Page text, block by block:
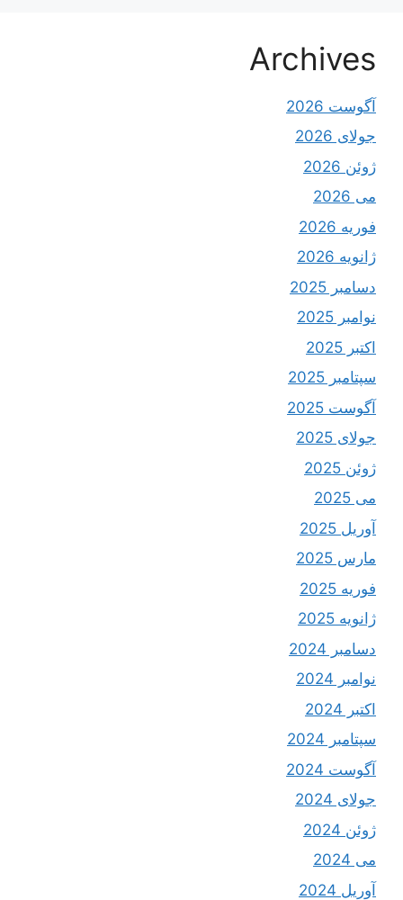
Archives
آگوست 2026
جولای 2026
ژوئن 2026
می 2026
فوریه 2026
ژانویه 2026
دسامبر 2025
نوامبر 2025
اکتبر 2025
سپتامبر 2025
آگوست 2025
جولای 2025
ژوئن 2025
می 2025
آوریل 2025
مارس 2025
فوریه 2025
ژانویه 2025
دسامبر 2024
نوامبر 2024
اکتبر 2024
سپتامبر 2024
آگوست 2024
جولای 2024
ژوئن 2024
می 2024
آوریل 2024